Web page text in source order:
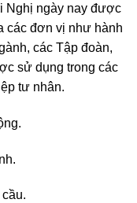
Nghị ngày nay được
các đơn vị như hành
các Tập đoàn,
sử dụng trong các
tư nhân.